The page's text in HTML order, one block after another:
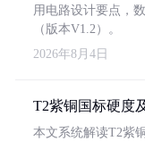
用电路设计要点，
（版本V1.2）。
2026年8月4日
T2紫铜国标硬度
本文系统解读T2紫